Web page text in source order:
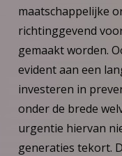
maatschappelijke
richtinggevend
gemaakt worden.
evident aan een
investeren in
onder de brede
urgentie hiervan
generaties tekort.